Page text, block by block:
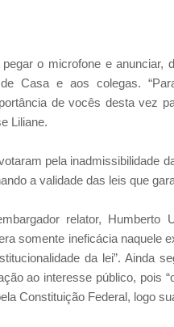
o microfone e
Casa e aos colegas.
de vocês desta vez
Liliane.
pela inadmissibilidade
a validade das leis que
relator, Humberto
somente ineficácia naquele
da lei”. Ainda
ao interesse público, pois
Constituição Federal, logo